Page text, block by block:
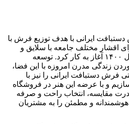
ایرانی با هدف توزیع فرش با
اقشار مختلف جامعه با سلایق و
آغاز به کار کرد. توسعه
زندگی مدرن امروزه با این فضا،
فرش دستبافت ایرانی را نیز با
و با عرضه این هنر در فروشگاه
قدرت مقایسه، انتخاب راحت و صرفه
و مطمئن را به مشتریان